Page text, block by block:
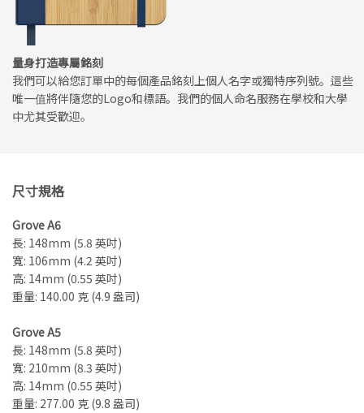
量身打造專屬銘刻
我們可以給您訂單中的每個產品銘刻上個人名字或獨特序列號。這些
唯一值將伴隨您的Logo和標語。我們的個人命名服務在學校和大學
中尤其受歡迎。
尺寸規格
Grove A6
長: 148mm (5.8 英吋)
寬: 106mm (4.2 英吋)
高: 14mm (0.55 英吋)
重量: 140.00 克 (4.9 盎司)
Grove A5
長: 148mm (5.8 英吋)
寬: 210mm (8.3 英吋)
高: 14mm (0.55 英吋)
重量: 277.00 克 (9.8 盎司)